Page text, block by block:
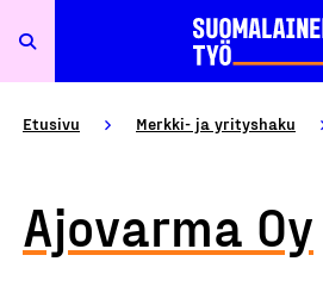
Etusivu Merkki- ja yrityshaku
Ajovarma Oy